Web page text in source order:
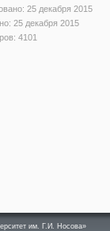
25 декабря 2015
25 декабря 2015
4101
им. Г.И. Носова»